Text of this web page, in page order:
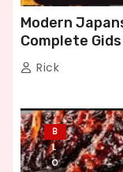
Modern
Complete
Dineren
Rick
B
L
O